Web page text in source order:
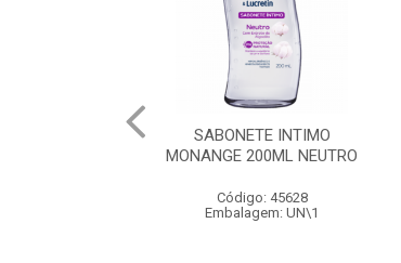
SABONETE INTIMO
MONANGE 200ML NEUTRO
Código: 45628
Embalagem: UN\1